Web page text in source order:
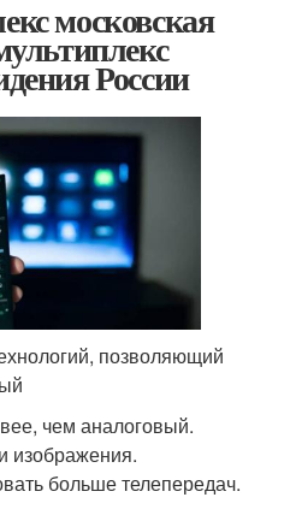
московская
России
позволяющий
чем аналоговый.
изображения.
больше телепередач.